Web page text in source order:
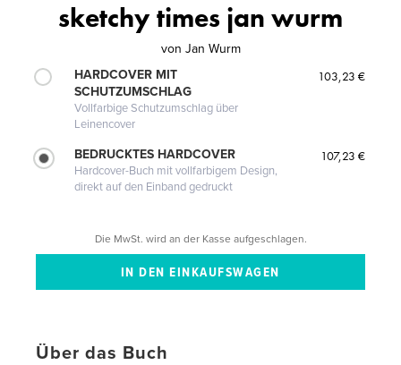
sketchy times jan wurm
von Jan Wurm
HARDCOVER MIT
SCHUTZUMSCHLAG
Vollfarbige Schutzumschlag über
Leinencover
103,23 €
BEDRUCKTES HARDCOVER
Hardcover-Buch mit vollfarbigem Design,
direkt auf den Einband gedruckt
107,23 €
Die MwSt. wird an der Kasse aufgeschlagen.
Über das Buch